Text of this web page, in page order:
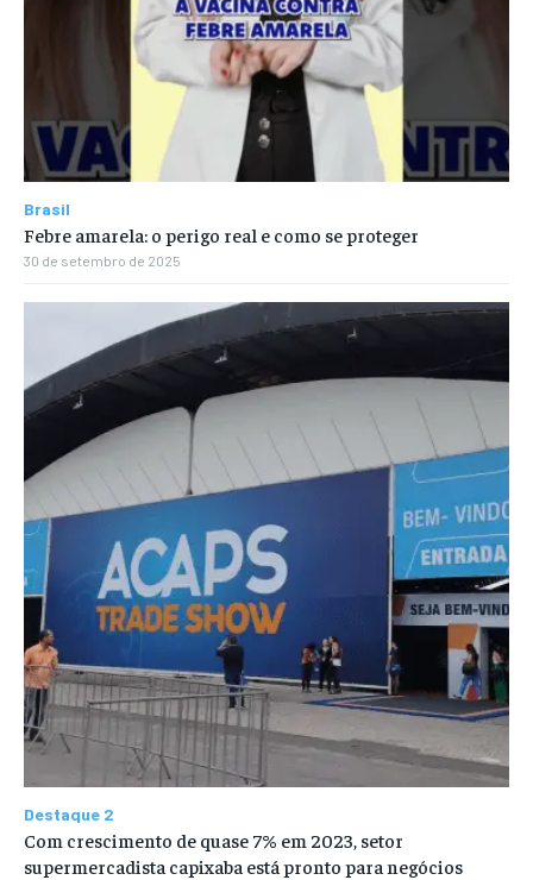
Brasil
Febre amarela: o perigo real e como se proteger
30 de setembro de 2025
Destaque 2
Com crescimento de quase 7% em 2023, setor
supermercadista capixaba está pronto para negócios